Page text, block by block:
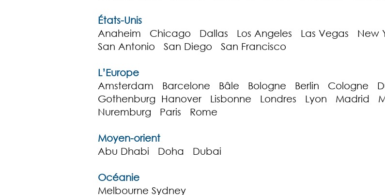
États-Unis
Anaheim Chicago Dallas Los Angeles Las Vegas New
San Antonio San Diego San Francisco
L’Europe
Amsterdam Barcelone Bâle Bologne Berlin Cologne
Gothenburg Hanover Lisbonne Londres Lyon Madrid
Nuremburg Paris Rome
Moyen-orient
Abu Dhabi Doha Dubai
Océanie
Melbourne Sydney